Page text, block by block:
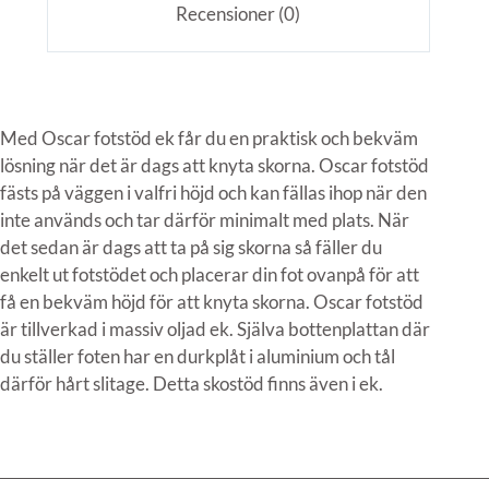
Recensioner (0)
Med Oscar fotstöd ek får du en praktisk och bekväm
lösning när det är dags att knyta skorna. Oscar fotstöd
fästs på väggen i valfri höjd och kan fällas ihop när den
inte används och tar därför minimalt med plats. När
det sedan är dags att ta på sig skorna så fäller du
enkelt ut fotstödet och placerar din fot ovanpå för att
få en bekväm höjd för att knyta skorna. Oscar fotstöd
är tillverkad i massiv oljad ek. Själva bottenplattan där
du ställer foten har en durkplåt i aluminium och tål
därför hårt slitage. Detta skostöd finns även i ek.